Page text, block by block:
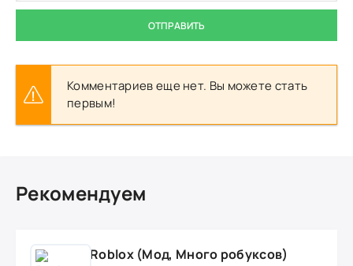
ОТПРАВИТЬ
Комментариев еще нет. Вы можете стать
первым!
Рекомендуем
Roblox (Мод, Много робуксов)